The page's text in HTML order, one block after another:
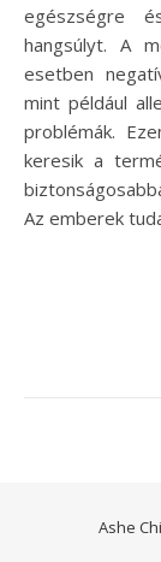
egészségre
hangsúlyt. A
esetben
mint például
problémák.
keresik a
Az emberek
Ashe